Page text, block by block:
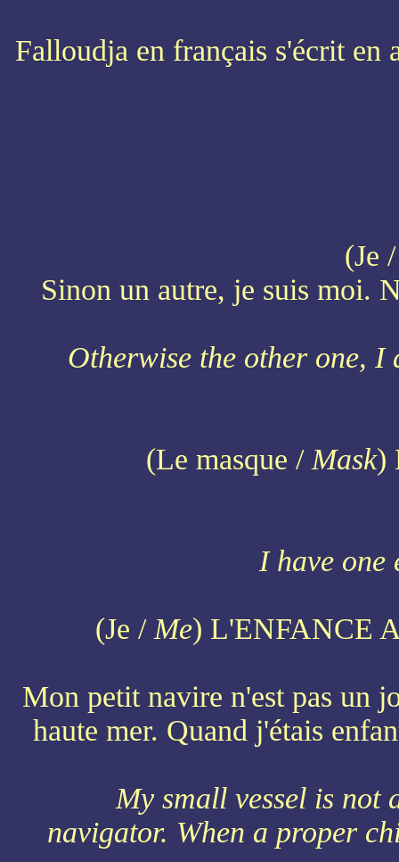
Falloudja en français s'écrit en
(Je
Sinon un autre, je suis moi.
Otherwise the other one, I
(Le masque / Mask)
I have one
(Je / Me) L'ENFANCE
Mon petit navire n'est pas un
haute mer. Quand j'étais
My small vessel is not
navigator. When a proper